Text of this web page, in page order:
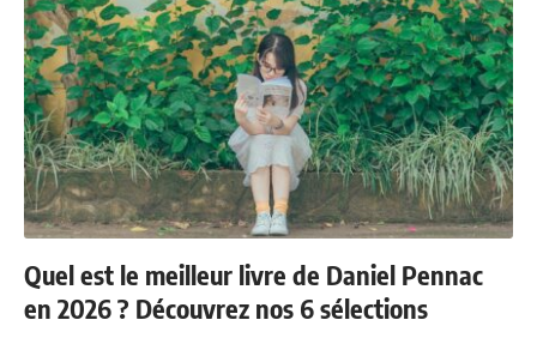
Quel est le meilleur livre de Daniel Pennac
en 2026 ? Découvrez nos 6 sélections